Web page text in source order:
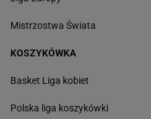
Mistrzostwa Świata
KOSZYKÓWKA
Basket Liga kobiet
Polska liga koszykówki